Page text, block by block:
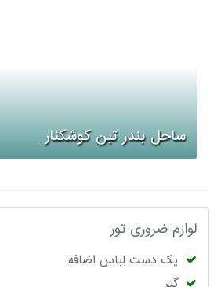
ساحل بندر تبن کوشکنار
لوازم ضروری تور
یک دست لباس اضافه